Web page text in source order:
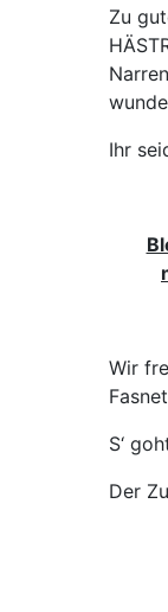
Zu
Ihr
Wir
S‘
Der